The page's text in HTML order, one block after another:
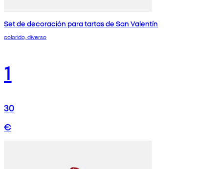
Set de decoración para tartas de San Valentín
colorido, diverso
1
30
€